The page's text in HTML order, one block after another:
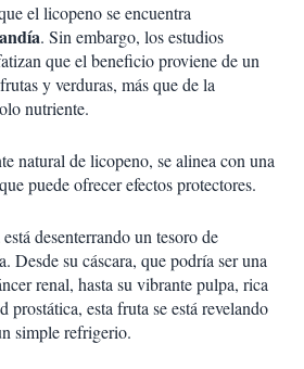
el licopeno se encuentra
. Sin embargo, los estudios
que el beneficio proviene de un
y verduras, más que de la
nutriente.
natural de licopeno, se alinea con una
puede ofrecer efectos protectores.
desenterrando un tesoro de
Desde su cáscara, que podría ser una
renal, hasta su vibrante pulpa, rica
prostática, esta fruta se está revelando
simple refrigerio.